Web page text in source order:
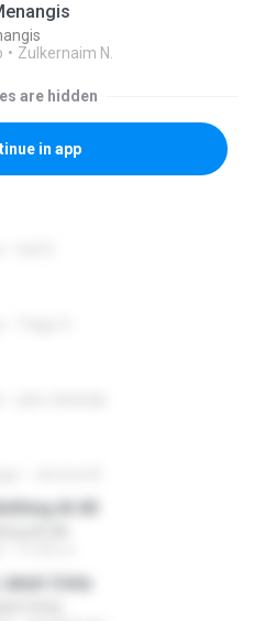
Zulkernaim N.
are hidden
in app
At All
Cinta